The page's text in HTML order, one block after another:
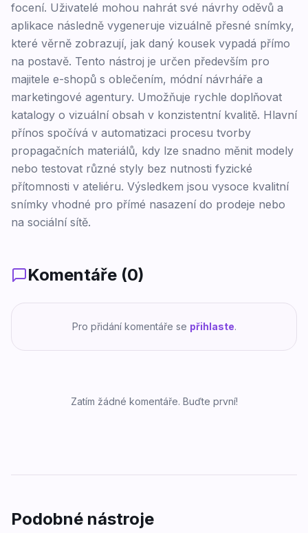
focení. Uživatelé mohou nahrát své návrhy oděvů a
aplikace následně vygeneruje vizuálně přesné snímky,
které věrně zobrazují, jak daný kousek vypadá přímo
na postavě. Tento nástroj je určen především pro
majitele e-shopů s oblečením, módní návrháře a
marketingové agentury. Umožňuje rychle doplňovat
katalogy o vizuální obsah v konzistentní kvalitě. Hlavní
přínos spočívá v automatizaci procesu tvorby
propagačních materiálů, kdy lze snadno měnit modely
nebo testovat různé styly bez nutnosti fyzické
přítomnosti v ateliéru. Výsledkem jsou vysoce kvalitní
snímky vhodné pro přímé nasazení do prodeje nebo
na sociální sítě.
Komentáře (0)
Pro přidání komentáře se přihlaste.
Zatím žádné komentáře. Buďte první!
Podobné nástroje